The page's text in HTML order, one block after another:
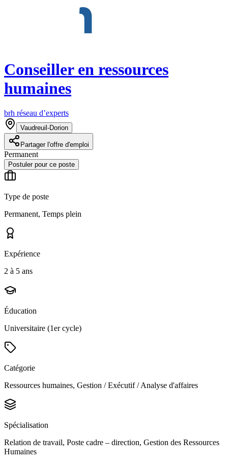
Conseiller en ressources
humaines
brh réseau d’experts
Vaudreuil-Dorion
Partager l'offre d'emploi
Permanent
Postuler pour ce poste
Type de poste
Permanent, Temps plein
Expérience
2 à 5 ans
Éducation
Universitaire (1er cycle)
Catégorie
Ressources humaines, Gestion / Exécutif / Analyse d'affaires
Spécialisation
Relation de travail, Poste cadre – direction, Gestion des Ressources
Humaines